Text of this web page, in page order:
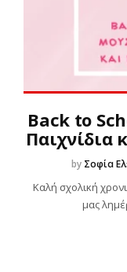
Back to
Παιχνίδια
by Σοφία
Καλή σχολική
μας